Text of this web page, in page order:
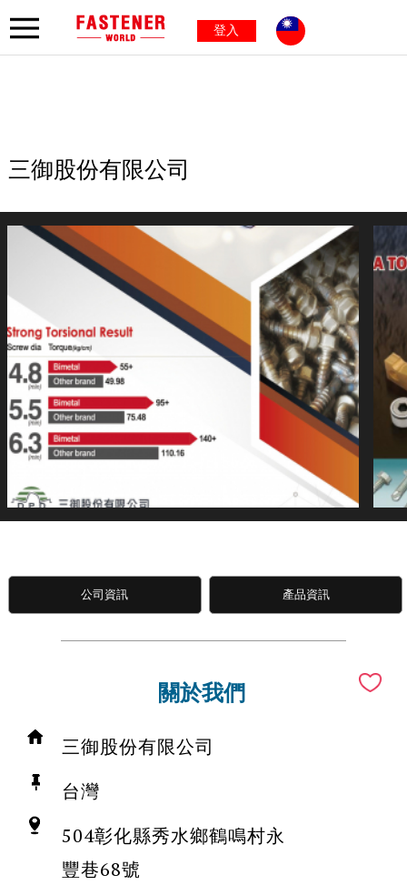
登入
三御股份有限公司
公司資訊 產品資訊
關於我們
三御股份有限公司
台灣
504彰化縣秀水鄉鶴鳴村永
豐巷68號